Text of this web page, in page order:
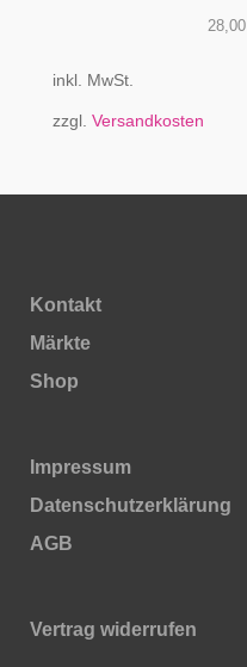
28,00
inkl. MwSt.
zzgl. Versandkosten
Kontakt
Märkte
Shop
Impressum
Daten­schutz­erklärung
AGB
Vertrag widerrufen